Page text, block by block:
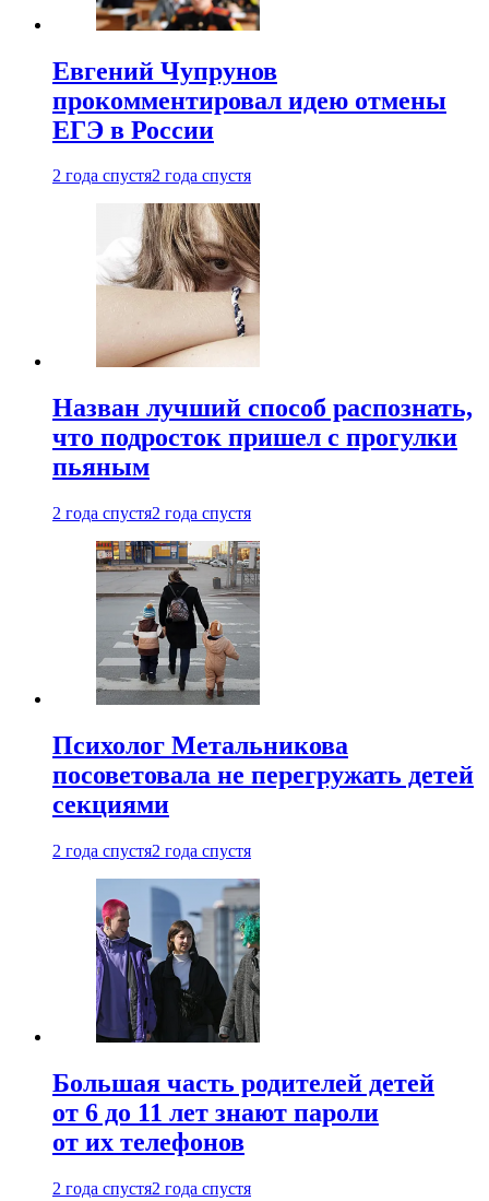
Евгений Чупрунов
прокомментировал идею отмены
ЕГЭ в России
2 года спустя2 года спустя
Назван лучший способ распознать,
что подросток пришел с прогулки
пьяным
2 года спустя2 года спустя
Психолог Метальникова
посоветовала не перегружать детей
секциями
2 года спустя2 года спустя
Большая часть родителей детей
от 6 до 11 лет знают пароли
от их телефонов
2 года спустя2 года спустя